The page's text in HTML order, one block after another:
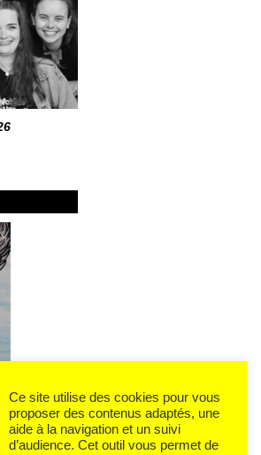
Ce site utilise des cookies pour vous
proposer des contenus adaptés, une
aide à la navigation et un suivi
d’audience. Cet outil vous permet de